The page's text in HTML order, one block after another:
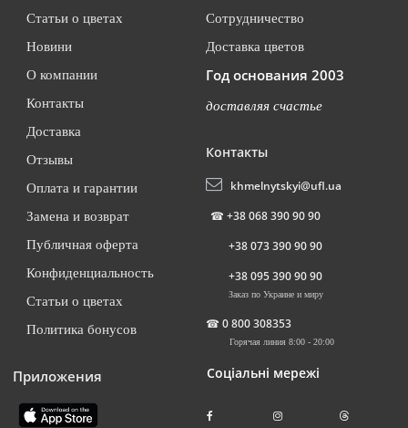
Статьи о цветах
Новини
О компании
Контакты
Доставка
Отзывы
Оплата и гарантии
Замена и возврат
Публичная оферта
Конфиденциальность
Статьи о цветах
Политика бонусов
Приложения
Сотрудничество
Доставка цветов
Год основания 2003
доставляя счастье
Контакты
khmelnytskyi@ufl.ua
☎ +38 068 390 90 90
+38 073 390 90 90
+38 095 390 90 90
Заказ по Украине и миру
☎ 0 800 308353
Горячая линия 8:00 - 20:00
Соціальні мережі